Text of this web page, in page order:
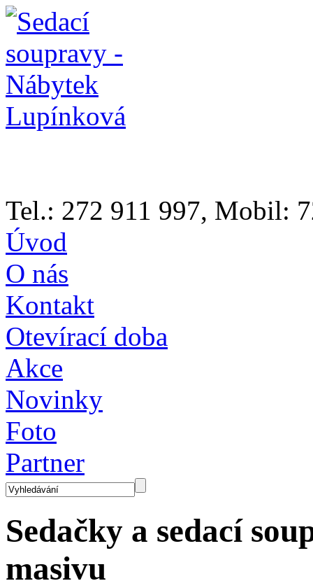
Tel.: 272 911 997, Mobil:
Úvod
O nás
Kontakt
Otevírací doba
Akce
Novinky
Foto
Partner
Sedačky a sedací
masivu